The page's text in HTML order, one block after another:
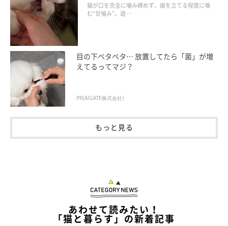
この場合、まさに不安な気持ちを表しているといえます。
また、威嚇するときには低く唸るような鳴き方をすることがあり
猫が口を完全に噛み締めず、歯を立てる程度に噛
む“甘噛み”。遊 …
目の下ベタベタ… 放置してたら「菌」が増
えてるってマジ？
PR(AIGATE株式会社)
もっと見る
あわせて読みたい！
「猫と暮らす」の新着記事